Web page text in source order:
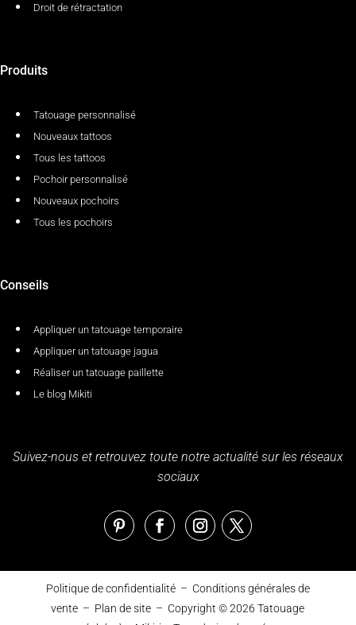
Droit de rétractation
Produits
Tatouage personnalisé
Nouveaux tattoos
Tous les tattoos
Pochoir personnalisé
Nouveaux pochoirs
Tous les pochoirs
Conseils
Appliquer un tatouage temporaire
Appliquer un tatouage jagua
Réaliser un tatouage paillette
Le blog Mikiti
Suivez-nous et retrouvez toute notre actualité sur les réseaux
sociaux
Politique de confidentialité– Conditions générales de
vente – Plan de site – Copyright © 2026Tatouage